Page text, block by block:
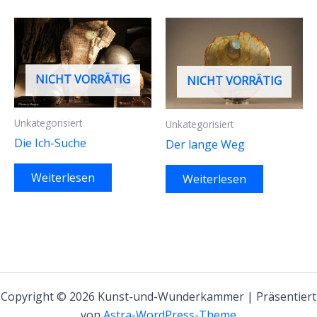
NICHT VORRÄTIG
Unkategorisiert
Die Ich-Suche
Weiterlesen
NICHT VORRÄTIG
Unkategorisiert
Der lange Weg
Weiterlesen
Copyright © 2026 Kunst-und-Wunderkammer | Präsentiert